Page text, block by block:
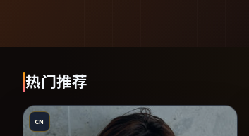
热门推荐
CN